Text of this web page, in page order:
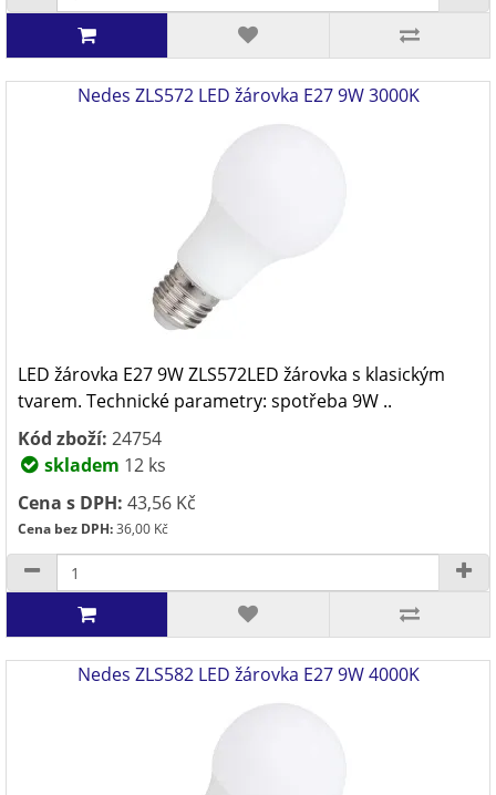
Nedes ZLS572 LED žárovka E27 9W 3000K
LED žárovka E27 9W ZLS572LED žárovka s klasickým
tvarem. Technické parametry: spotřeba 9W ..
Kód zboží: 24754
skladem 12 ks
Cena s DPH: 43,56 Kč
Cena bez DPH:36,00 Kč
Nedes ZLS582 LED žárovka E27 9W 4000K